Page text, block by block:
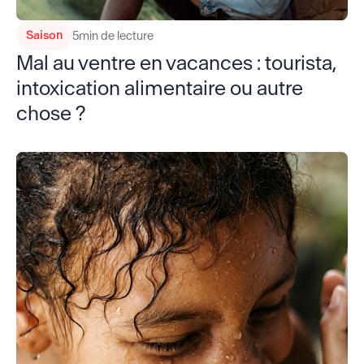
Saison 5min de lecture
Mal au ventre en vacances : tourista,
intoxication alimentaire ou autre
chose ?